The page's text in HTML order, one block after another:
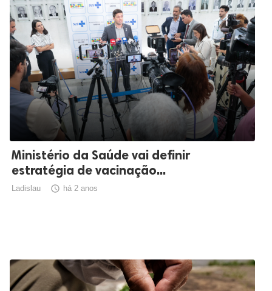
Ministério da Saúde vai definir
estratégia de vacinação...
Ladislau  há 2 anos